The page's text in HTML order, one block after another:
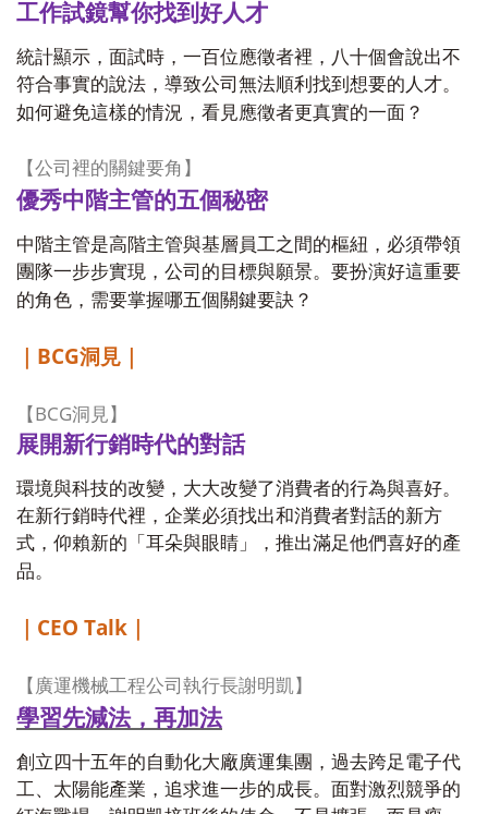
工作試鏡幫你找到好人才
統計顯示，面試時，一百位應徵者裡，八十個會說出不
符合事實的說法，導致公司無法順利找到想要的人才。
如何避免這樣的情況，看見應徵者更真實的一面？
【公司裡的關鍵要角】
優秀中階主管的五個秘密
中階主管是高階主管與基層員工之間的樞紐，必須帶領
團隊一步步實現，公司的目標與願景。要扮演好這重要
的角色，需要掌握哪五個關鍵要訣？
BCG洞見｜
【 BCG洞見】
展開新行銷時代的對話
環境與科技的改變，大大改變了消費者的行為與喜好。
在新行銷時代裡，企業必須找出和消費者對話的新方
式，仰賴新的「耳朵與眼睛」，推出滿足他們喜好的產
品。
CEO Talk
【廣運機械工程公司執行長謝明凱】
學習先減法，再加法
創立四十五年的自動化大廠廣運集團，過去跨足電子代
工、太陽能產業，追求進一步的成長。面對激烈競爭的